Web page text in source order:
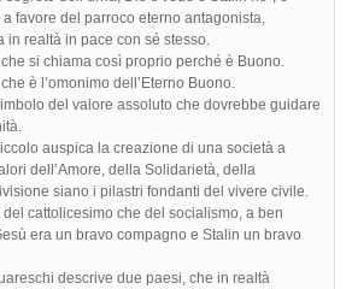
favore del parroco eterno antagonista,
in realtà in pace con sé stesso.
si chiama così proprio perché è Buono.
è l’omonimo dell’Eterno Buono.
del valore assoluto che dovrebbe guidare
auspica la creazione di una società a
dell’Amore, della Solidarietà, della
siano i pilastri fondanti del vivere civile.
cattolicesimo che del socialismo, a ben
era un bravo compagno e Stalin un bravo
descrive due paesi, che in realtà